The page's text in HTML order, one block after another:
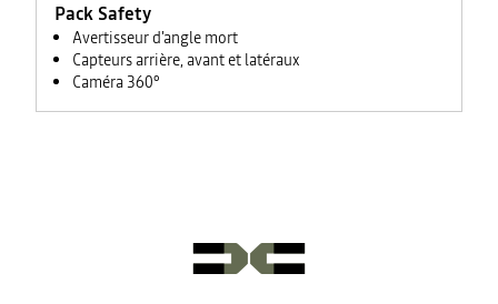
Pack Safety
Avertisseur d'angle mort
Capteurs arrière, avant et latéraux
Caméra 360°